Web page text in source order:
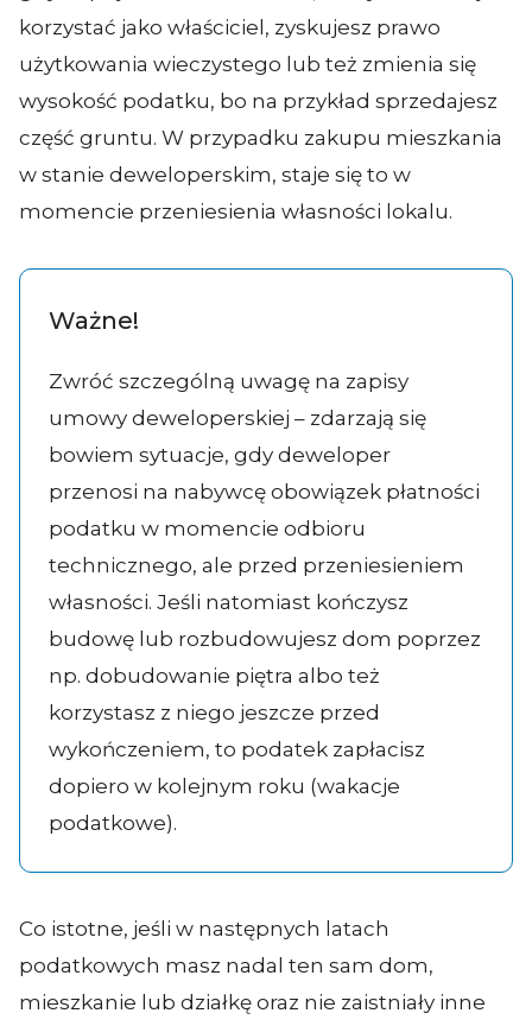
korzystać jako właściciel, zyskujesz prawo
użytkowania wieczystego lub też zmienia się
wysokość podatku, bo na przykład sprzedajesz
część gruntu. W przypadku zakupu mieszkania
w stanie deweloperskim, staje się to w
momencie przeniesienia własności lokalu.
Ważne!
Zwróć szczególną uwagę na zapisy
umowy deweloperskiej – zdarzają się
bowiem sytuacje, gdy deweloper
przenosi na nabywcę obowiązek płatności
podatku w momencie odbioru
technicznego, ale przed przeniesieniem
własności. Jeśli natomiast kończysz
budowę lub rozbudowujesz dom poprzez
np. dobudowanie piętra albo też
korzystasz z niego jeszcze przed
wykończeniem, to podatek zapłacisz
dopiero w kolejnym roku (wakacje
podatkowe).
Co istotne, jeśli w następnych latach
podatkowych masz nadal ten sam dom,
mieszkanie lub działkę oraz nie zaistniały inne